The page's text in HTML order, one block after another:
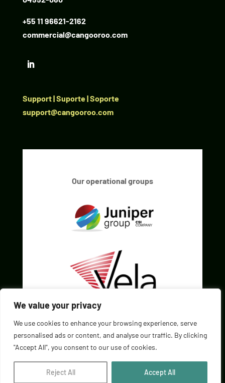
We value your privacy
We use cookies to enhance your browsing experience, serve
personalised ads or content, and analyse our traffic. By clicking
"Accept All", you consent to our use of cookies.
Reject All Accept All
+55 11 96621-2162
commercial@cangooroo.com
Support | Suporte | Soporte
support@cangooroo.com
Our operational groups